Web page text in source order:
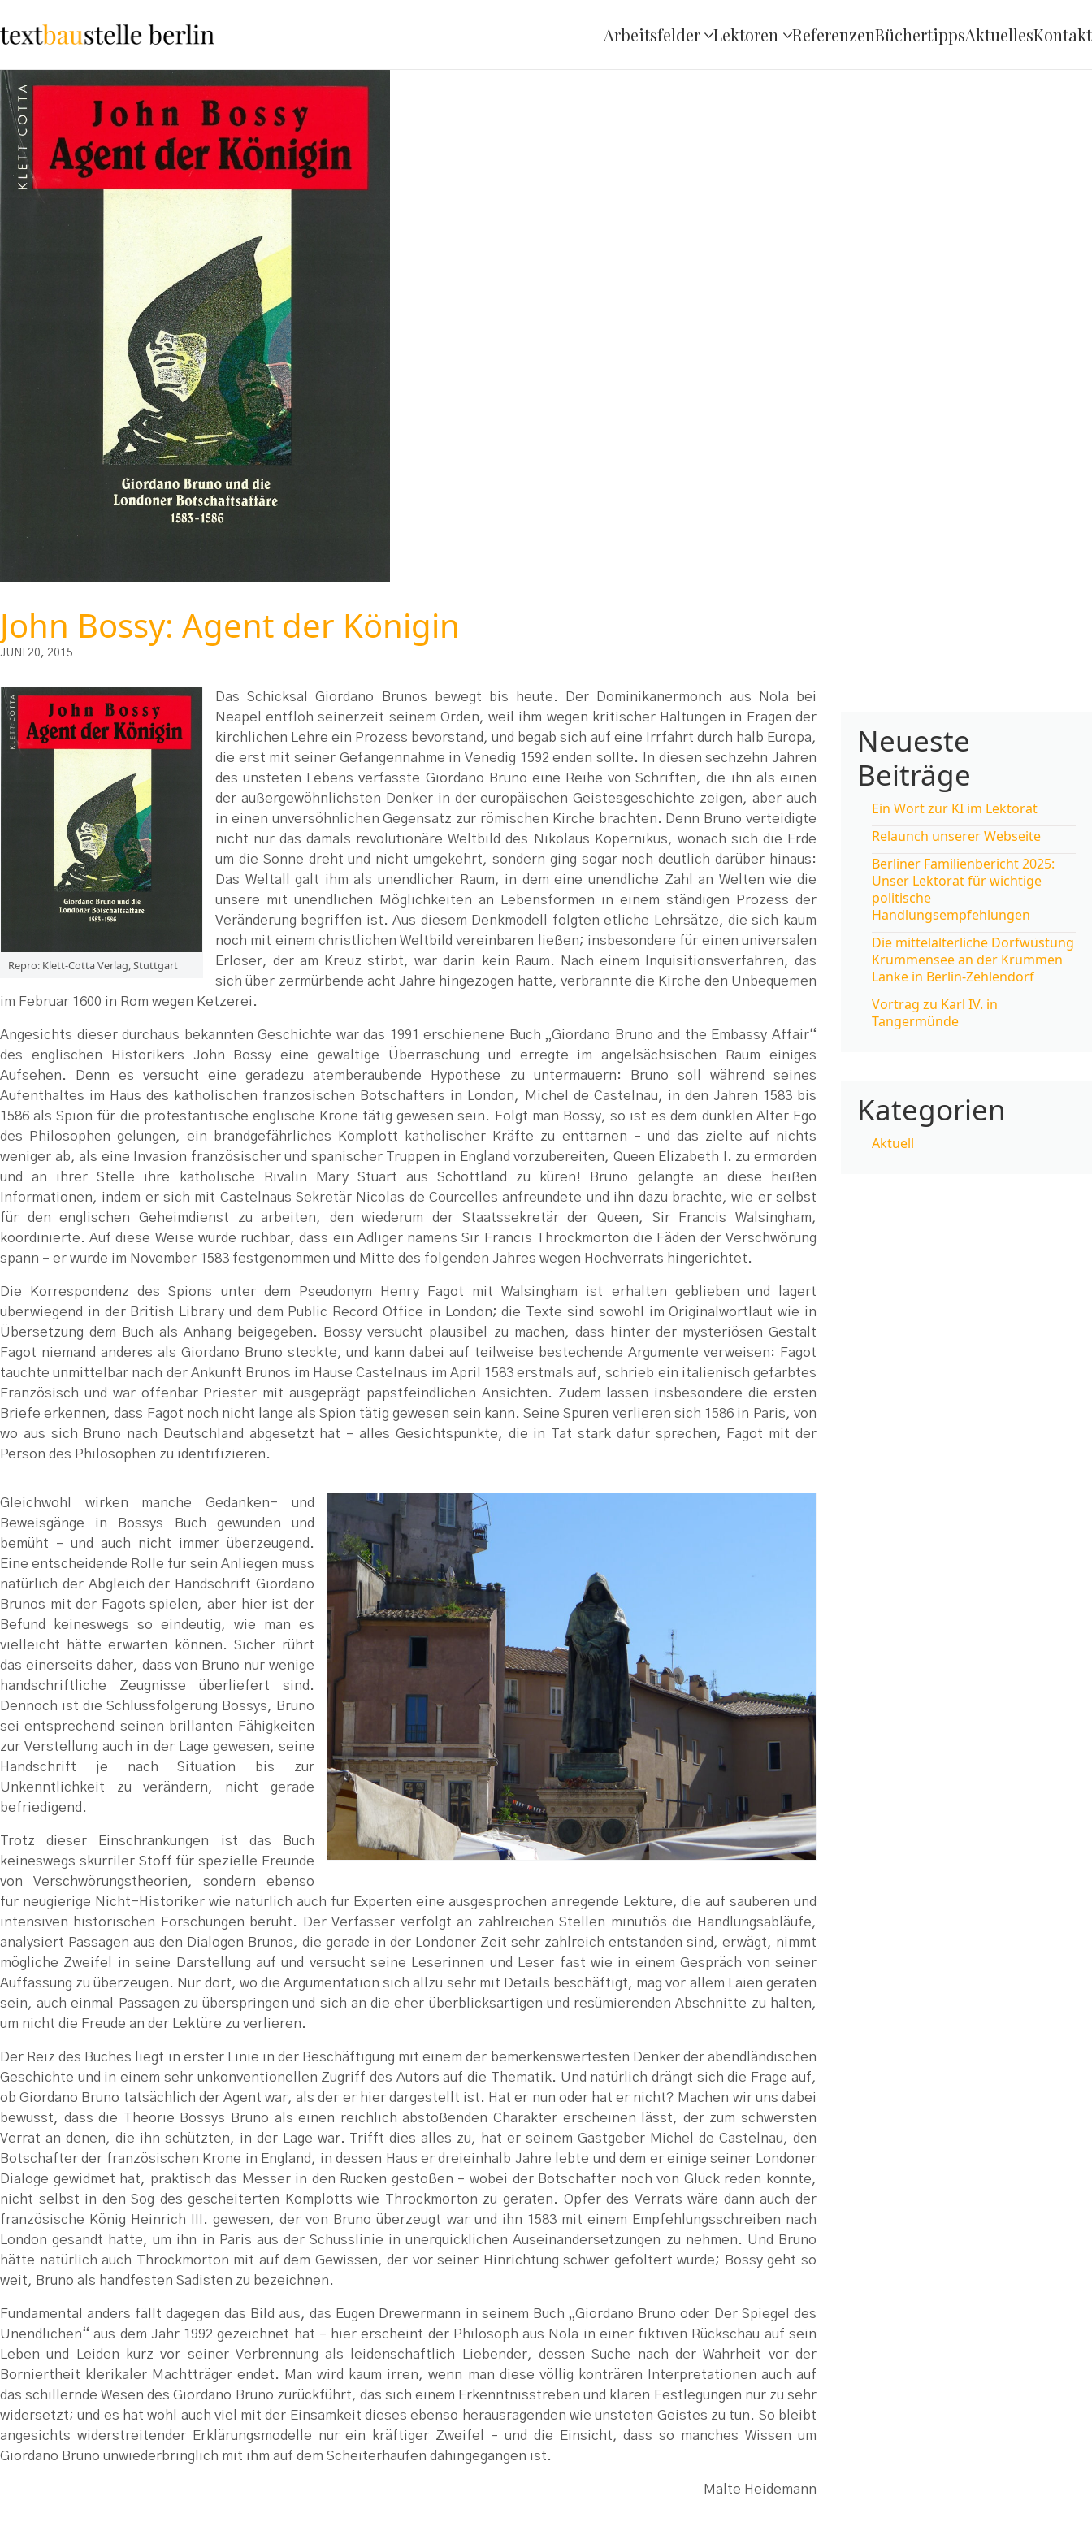
Arbeitsfelder Lektoren ReferenzenBüchertippsAktuellesKontakt
John Bossy: Agent der Königin
JUNI 20, 2015
Repro: Klett-Cotta Verlag, Stuttgart
Das Schicksal Giordano Brunos bewegt bis heute. Der Dominikanermönch aus Nola bei
Neapel entfloh seinerzeit seinem Orden, weil ihm wegen kritischer Haltungen in Fragen der
kirchlichen Lehre ein Prozess bevorstand, und begab sich auf eine Irrfahrt durch halb Europa,
die erst mit seiner Gefangennahme in Venedig 1592 enden sollte. In diesen sechzehn Jahren
des unsteten Lebens verfasste Giordano Bruno eine Reihe von Schriften, die ihn als einen
der außergewöhnlichsten Denker in der europäischen Geistesgeschichte zeigen, aber auch
in einen unversöhnlichen Gegensatz zur römischen Kirche brachten. Denn Bruno verteidigte
nicht nur das damals revolutionäre Weltbild des Nikolaus Kopernikus, wonach sich die Erde
um die Sonne dreht und nicht umgekehrt, sondern ging sogar noch deutlich darüber hinaus:
Das Weltall galt ihm als unendlicher Raum, in dem eine unendliche Zahl an Welten wie die
unsere mit unendlichen Möglichkeiten an Lebensformen in einem ständigen Prozess der
Veränderung begriffen ist. Aus diesem Denkmodell folgten etliche Lehrsätze, die sich kaum
noch mit einem christlichen Weltbild vereinbaren ließen; insbesondere für einen universalen
Erlöser, der am Kreuz stirbt, war darin kein Raum. Nach einem Inquisitionsverfahren, das
sich über zermürbende acht Jahre hingezogen hatte, verbrannte die Kirche den Unbequemen
im Februar 1600 in Rom wegen Ketzerei.
Angesichts dieser durchaus bekannten Geschichte war das 1991 erschienene Buch „Giordano Bruno and the Embassy Affair“
des englischen Historikers John Bossy eine gewaltige Überraschung und erregte im angelsächsischen Raum einiges
Aufsehen.
Denn es versucht eine geradezu atemberaubende Hypothese zu untermauern: Bruno soll während seines
Aufenthaltes im Haus des katholischen französischen Botschafters in London, Michel de Castelnau, in den Jahren 1583 bis
1586 als Spion für die protestantische englische Krone tätig gewesen sein. Folgt man Bossy, so ist es dem dunklen Alter Ego
des Philosophen gelungen, ein brandgefährliches Komplott katholischer Kräfte zu enttarnen – und das zielte auf nichts
weniger ab, als eine Invasion französischer und spanischer Truppen in England vorzubereiten, Queen Elizabeth I. zu ermorden
und an ihrer Stelle ihre katholische Rivalin Mary Stuart aus Schottland zu küren! Bruno gelangte an diese heißen
Informationen, indem er sich mit Castelnaus Sekretär Nicolas de Courcelles anfreundete und ihn dazu brachte, wie er selbst
für den englischen Geheimdienst zu arbeiten, den wiederum der Staatssekretär der Queen, Sir Francis Walsingham,
koordinierte. Auf diese Weise wurde ruchbar, dass ein Adliger namens Sir Francis Throckmorton die Fäden der Verschwörung
spann – er wurde im November 1583 festgenommen und Mitte des folgenden Jahres wegen Hochverrats hingerichtet.
Die Korrespondenz des Spions unter dem Pseudonym Henry Fagot mit Walsingham ist erhalten geblieben und lagert
überwiegend in der British Library und dem Public Record Office in London; die Texte sind sowohl im Originalwortlaut wie in
Übersetzung dem Buch als Anhang beigegeben. Bossy versucht plausibel zu machen, dass hinter der mysteriösen Gestalt
Fagot niemand anderes als Giordano Bruno steckte, und kann dabei auf teilweise bestechende Argumente verweisen: Fagot
tauchte unmittelbar nach der Ankunft Brunos im Hause Castelnaus im April 1583 erstmals auf, schrieb ein italienisch gefärbtes
Französisch und war offenbar Priester mit ausgeprägt papstfeindlichen Ansichten. Zudem lassen insbesondere die ersten
Briefe erkennen, dass Fagot noch nicht lange als Spion tätig gewesen sein kann. Seine Spuren verlieren sich 1586 in Paris, von
wo aus sich Bruno nach Deutschland abgesetzt hat – alles Gesichtspunkte, die in Tat stark dafür sprechen, Fagot mit der
Person des Philosophen zu identifizieren.
Gleichwohl wirken manche Gedanken- und
Beweisgänge in Bossys Buch gewunden und
bemüht – und auch nicht immer überzeugend.
Eine entscheidende Rolle für sein Anliegen muss
natürlich der Abgleich der Handschrift Giordano
Brunos mit der Fagots spielen, aber hier ist der
Befund keineswegs so eindeutig, wie man es
vielleicht hätte erwarten können. Sicher rührt
das einerseits daher, dass von Bruno nur wenige
handschriftliche Zeugnisse überliefert sind.
Dennoch ist die Schlussfolgerung Bossys, Bruno
sei entsprechend seinen brillanten Fähigkeiten
zur Verstellung auch in der Lage gewesen, seine
Handschrift je nach Situation bis zur
Unkenntlichkeit zu verändern, nicht gerade
befriedigend.
Trotz dieser Einschränkungen ist das Buch
keineswegs skurriler Stoff für spezielle Freunde
von Verschwörungstheorien, sondern ebenso
für neugierige Nicht-Historiker wie natürlich auch für Experten eine ausgesprochen anregende Lektüre, die auf sauberen und
intensiven historischen Forschungen beruht. Der Verfasser verfolgt an zahlreichen Stellen minutiös die Handlungsabläufe,
analysiert Passagen aus den Dialogen Brunos, die gerade in der Londoner Zeit sehr zahlreich entstanden sind, erwägt, nimmt
mögliche Zweifel in seine Darstellung auf und versucht seine Leserinnen und Leser fast wie in einem Gespräch von seiner
Auffassung zu überzeugen. Nur dort, wo die Argumentation sich allzu sehr mit Details beschäftigt, mag vor allem Laien geraten
sein, auch einmal Passagen zu überspringen und sich an die eher überblicksartigen und resümierenden Abschnitte zu halten,
um nicht die Freude an der Lektüre zu verlieren.
Der Reiz des Buches liegt in erster Linie in der Beschäftigung mit einem der bemerkenswertesten Denker der abendländischen
Geschichte und in einem sehr unkonventionellen Zugriff des Autors auf die Thematik. Und natürlich drängt sich die Frage auf,
ob Giordano Bruno tatsächlich der Agent war, als der er hier dargestellt ist. Hat er nun oder hat er nicht? Machen wir uns dabei
bewusst, dass die Theorie Bossys Bruno als einen reichlich abstoßenden Charakter erscheinen lässt, der zum schwersten
Verrat an denen, die ihn schützten, in der Lage war. Trifft dies alles zu, hat er seinem Gastgeber Michel de Castelnau, den
Botschafter der französischen Krone in England, in dessen Haus er dreieinhalb Jahre lebte und dem er einige seiner Londoner
Dialoge gewidmet hat, praktisch das Messer in den Rücken gestoßen – wobei der Botschafter noch von Glück reden konnte,
nicht selbst in den Sog des gescheiterten Komplotts wie Throckmorton zu geraten. Opfer des Verrats wäre dann auch der
französische König Heinrich III. gewesen, der von Bruno überzeugt war und ihn 1583 mit einem Empfehlungsschreiben nach
London gesandt hatte, um ihn in Paris aus der Schusslinie in unerquicklichen Auseinandersetzungen zu nehmen. Und Bruno
hätte natürlich auch Throckmorton mit auf dem Gewissen, der vor seiner Hinrichtung schwer gefoltert wurde; Bossy geht so
weit, Bruno als handfesten Sadisten zu bezeichnen.
Fundamental anders fällt dagegen das Bild aus, das Eugen Drewermann in seinem Buch „Giordano Bruno oder Der Spiegel des
Unendlichen“ aus dem Jahr 1992 gezeichnet hat – hier erscheint der Philosoph aus Nola in einer fiktiven Rückschau auf sein
Leben und Leiden kurz vor seiner Verbrennung als leidenschaftlich Liebender, dessen Suche nach der Wahrheit vor der
Borniertheit klerikaler Machtträger endet. Man wird kaum irren, wenn man diese völlig konträren Interpretationen auch auf
das schillernde Wesen des Giordano Bruno zurückführt, das sich einem Erkenntnisstreben und klaren Festlegungen nur zu sehr
widersetzt; und es hat wohl auch viel mit der Einsamkeit dieses ebenso herausragenden wie unsteten Geistes zu tun. So bleibt
angesichts widerstreitender Erklärungsmodelle nur ein kräftiger Zweifel – und die Einsicht, dass so manches Wissen um
Giordano Bruno unwiederbringlich mit ihm auf dem Scheiterhaufen dahingegangen ist.
Malte Heidemann
Neueste
Beiträge
Ein Wort zur KI im Lektorat
Relaunch unserer Webseite
Berliner Familienbericht 2025:
Unser Lektorat für wichtige
politische
Handlungsempfehlungen
Die mittelalterliche Dorfwüstung
Krummensee an der Krummen
Lanke in Berlin-Zehlendorf
Vortrag zu Karl IV. in
Tangermünde
Kategorien
Aktuell